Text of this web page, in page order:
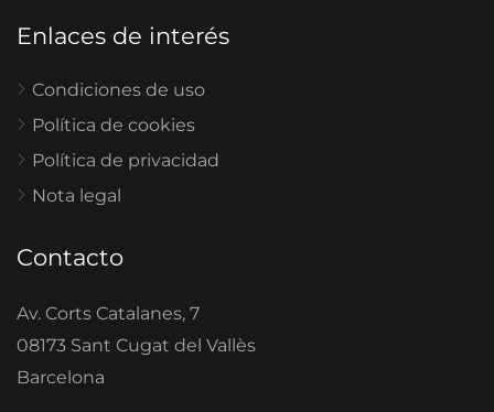
Enlaces de interés
Condiciones de uso
Política de cookies
Política de privacidad
Nota legal
Contacto
Av. Corts Catalanes, 7
08173 Sant Cugat del Vallès
Barcelona